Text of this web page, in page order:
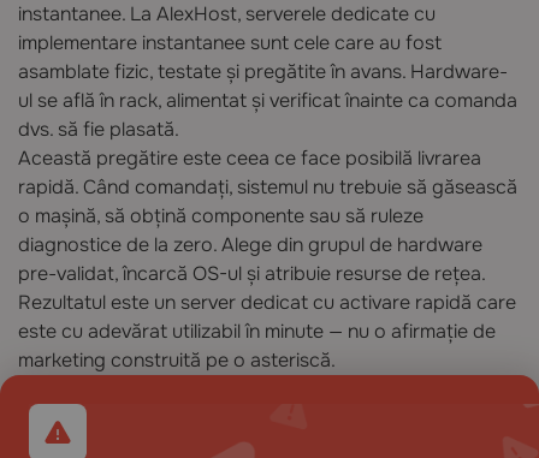
instantanee. La AlexHost, serverele dedicate cu
implementare instantanee sunt cele care au fost
asamblate fizic, testate și pregătite în avans. Hardware-
ul se află în rack, alimentat și verificat înainte ca comanda
dvs. să fie plasată.
Această pregătire este ceea ce face posibilă livrarea
rapidă. Când comandați, sistemul nu trebuie să găsească
o mașină, să obțină componente sau să ruleze
diagnostice de la zero. Alege din grupul de hardware
pre-validat, încarcă OS-ul și atribuie resurse de rețea.
Rezultatul este un server dedicat cu activare rapidă care
este cu adevărat utilizabil în minute — nu o afirmație de
marketing construită pe o asteriscă.